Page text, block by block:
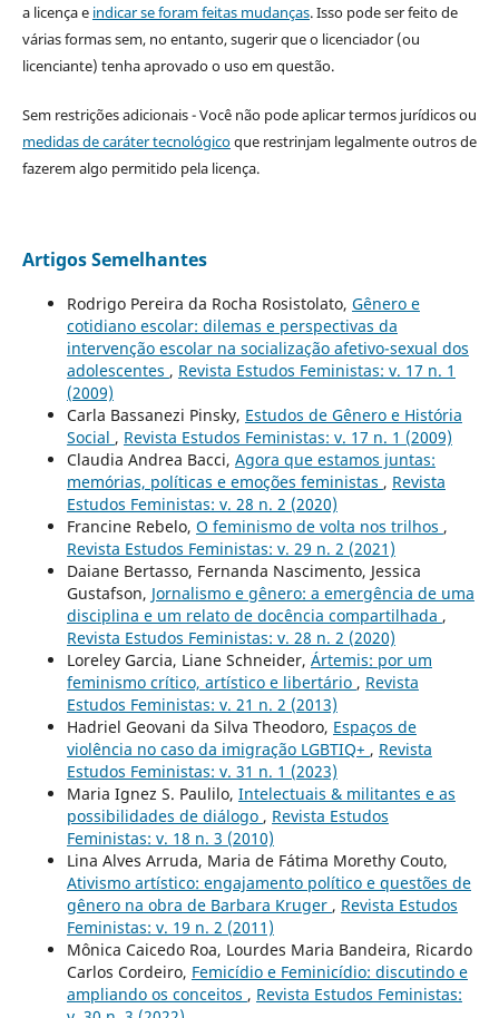
a licença e indicar se foram feitas mudanças. Isso pode ser feito de
várias formas sem, no entanto, sugerir que o licenciador (ou
licenciante) tenha aprovado o uso em questão.
Sem restrições adicionais - Você não pode aplicar termos jurídicos ou
medidas de caráter tecnológicoque restrinjam legalmente outros de
fazerem algo permitido pela licença.
Artigos Semelhantes
Rodrigo Pereira da Rocha Rosistolato, Gênero e
cotidiano escolar: dilemas e perspectivas da
intervenção escolar na socialização afetivo-sexual dos
adolescentes , Revista Estudos Feministas: v. 17 n. 1
(2009)
Carla Bassanezi Pinsky, Estudos de Gênero e História
Social , Revista Estudos Feministas: v. 17 n. 1 (2009)
Claudia Andrea Bacci, Agora que estamos juntas:
memórias, políticas e emoções feministas , Revista
Estudos Feministas: v. 28 n. 2 (2020)
Francine Rebelo, O feminismo de volta nos trilhos ,
Revista Estudos Feministas: v. 29 n. 2 (2021)
Daiane Bertasso, Fernanda Nascimento, Jessica
Gustafson, Jornalismo e gênero: a emergência de uma
disciplina e um relato de docência compartilhada ,
Revista Estudos Feministas: v. 28 n. 2 (2020)
Loreley Garcia, Liane Schneider, Ártemis: por um
feminismo crítico, artístico e libertário , Revista
Estudos Feministas: v. 21 n. 2 (2013)
Hadriel Geovani da Silva Theodoro, Espaços de
violência no caso da imigração LGBTIQ+ , Revista
Estudos Feministas: v. 31 n. 1 (2023)
Maria Ignez S. Paulilo, Intelectuais & militantes e as
possibilidades de diálogo , Revista Estudos
Feministas: v. 18 n. 3 (2010)
Lina Alves Arruda, Maria de Fátima Morethy Couto,
Ativismo artístico: engajamento político e questões de
gênero na obra de Barbara Kruger , Revista Estudos
Feministas: v. 19 n. 2 (2011)
Mônica Caicedo Roa, Lourdes Maria Bandeira, Ricardo
Carlos Cordeiro, Femicídio e Feminicídio: discutindo e
ampliando os conceitos , Revista Estudos Feministas: